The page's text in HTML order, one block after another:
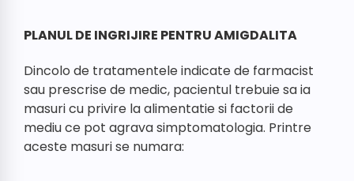
PLANUL DE INGRIJIRE PENTRU AMIGDALITA
Dincolo de tratamentele indicate de farmacist
sau prescrise de medic, pacientul trebuie sa ia
masuri cu privire la alimentatie si factorii de
mediu ce pot agrava simptomatologia. Printre
aceste masuri se numara: